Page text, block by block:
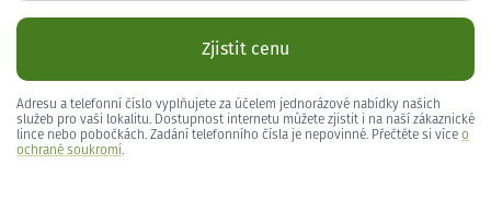
Zjistit cenu
Adresu a telefonní číslo vyplňujete za účelem jednorázové nabídky našich
služeb pro vaši lokalitu. Dostupnost internetu můžete zjistit i na naší zákaznické
lince nebo pobočkách. Zadání telefonního čísla je nepovinné. Přečtěte si více o
ochraně soukromí.